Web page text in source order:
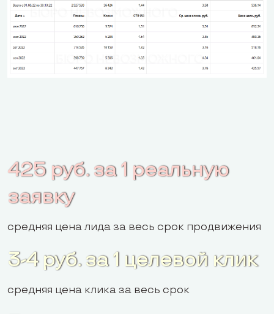
425 руб. за 1 реальную
заявку
средняя цена лида за весь срок продвижения
3-4 руб. за 1 целевой клик
средняя цена клика за весь срок